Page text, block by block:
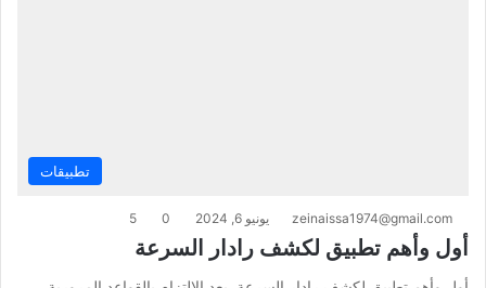
تطبيقات
zeinaissa1974@gmail.com يونيو 6, 2024 0
5
أول وأهم تطبيق لكشف رادار السرعة